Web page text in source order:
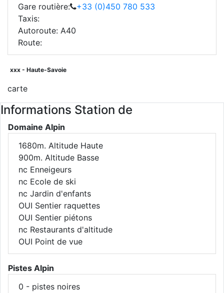
Gare routière:
+33 (0)450 780 533
Taxis:
Autoroute: A40
Route:
xxx - Haute-Savoie
carte
Informations Station de
Domaine Alpin
1680m. Altitude Haute
900m. Altitude Basse
nc Enneigeurs
nc Ecole de ski
nc Jardin d'enfants
OUI Sentier raquettes
OUI Sentier piétons
nc Restaurants d'altitude
OUI Point de vue
Pistes Alpin
0 - pistes noires